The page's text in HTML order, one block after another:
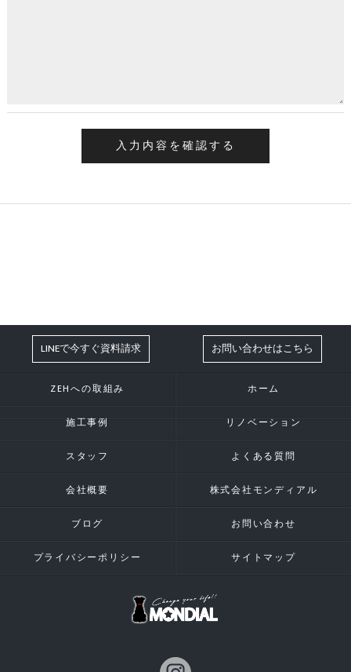
LINEで今すぐ資料請求 お問い合わせはこちら
ZEHへの取組み ホーム
施工事例 リノベーション
スタッフ よくある質問
会社概要 株式会社モンディアル
ブログ お問い合わせ
プライバシーポリシー サイトマップ